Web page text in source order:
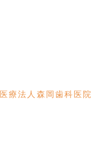
医療法人森岡歯科医院